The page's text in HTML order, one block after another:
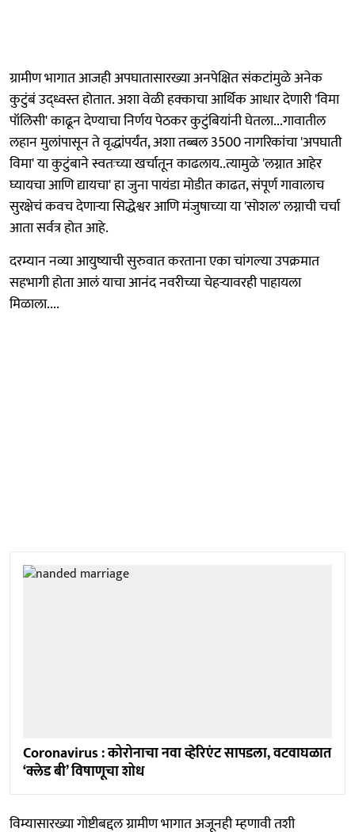
ग्रामीण भागात आजही अपघातासारख्या अनपेक्षित संकटांमुळे अनेक
कुटुंबं उद्ध्वस्त होतात. अशा वेळी हक्काचा आर्थिक आधार देणारी 'विमा
पॉलिसी' काढून देण्याचा निर्णय पेठकर कुटुंबियांनी घेतला...गावातील
लहान मुलांपासून ते वृद्धांपर्यंत, अशा तब्बल 3500 नागरिकांचा 'अपघाती
विमा' या कुटुंबाने स्वतःच्या खर्चातून काढलाय..त्यामुळे 'लग्नात आहेर
घ्यायचा आणि द्यायचा' हा जुना पायंडा मोडीत काढत, संपूर्ण गावालाच
सुरक्षेचं कवच देणाऱ्या सिद्धेश्वर आणि मंजुषाच्या या 'सोशल' लग्नाची चर्चा
आता सर्वत्र होत आहे.
दरम्यान नव्या आयुष्याची सुरुवात करताना एका चांगल्या उपक्रमात
सहभागी होता आलं याचा आनंद नवरीच्या चेहऱ्यावरही पाहायला
मिळाला....
Coronavirus : कोरोनाचा नवा व्हेरिएंट सापडला, वटवाघळात
‘क्लेड बी’ विषाणूचा शोध
विम्यासारख्या गोष्टीबद्दल ग्रामीण भागात अजूनही म्हणावी तशी